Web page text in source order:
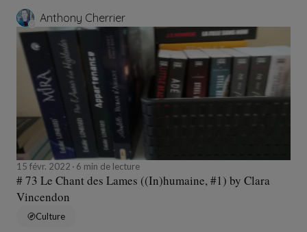
Anthony Cherrier
15 févr. 2022 6 min de lecture
# 73 Le Chant des Lames ((In)humaine, #1) by Clara
Vincendon
Culture